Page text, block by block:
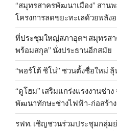
“สมุทรสาครพัฒนาเมือง” สาน
โครงการลดขยะทะเลด้วยพลัง
ที่ประชุมใหญ่สภาอุตฯ สมุทรสา
พร้อมสกุล” นั่งประธานอีกสมัย
“พอร์โต้ ชิโน่” ชวนตั้งชื่อใหม่
“ดูโฮม” เสริมแกร่งแรงงานช่
พัฒนาทักษะช่างไฟฟ้า-ก่อสร้าง
รฟท. เชิญชวนร่วมประชุมกลุ่ม